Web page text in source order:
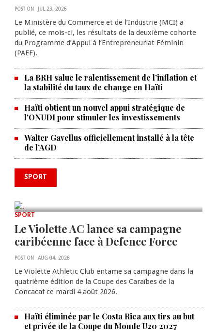
POST ON JUL 23, 2026
Le Ministère du Commerce et de l’Industrie (MCI) a
publié, ce mois-ci, les résultats de la deuxième cohorte
du Programme d’Appui à l’Entrepreneuriat Féminin
(PAEF).
La BRH salue le ralentissement de l’inflation et
la stabilité du taux de change en Haïti
Haïti obtient un nouvel appui stratégique de
l'ONUDI pour stimuler les investissements
Walter Gavellus officiellement installé à la tête
de l’AGD
SPORT
0 COMMENTS
Le père de la légende argentine
Lionel Messi est décédé à 68 ans
SPORT
Le Violette AC lance sa campagne
caribéenne face à Defence Force
POST ON AUG 04, 2026
Le Violette Athletic Club entame sa campagne dans la
quatrième édition de la Coupe des Caraïbes de la
Concacaf ce mardi 4 août 2026.
Haïti éliminée par le Costa Rica aux tirs au but
et privée de la Coupe du Monde U20 2027